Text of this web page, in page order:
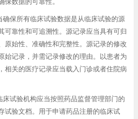
保数据的可靠性。
保所有临床试验数据是从临床试验的源
可靠性和可追溯性。源记录应当具有可归
原始性、准确性和完整性。源记录的修改
始记录，并需记录修改的理由。以患者为
相关的医疗记录应当载入门诊或者住院病
试验机构应当按照药品监督管理部门的
试验文档。用于申请药品注册的临床试